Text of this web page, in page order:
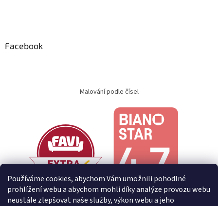
Používáme cookies, abychom Vám umožnili pohodlné
prohlížení webu a abychom mohli díky analýze provozu webu
neustále zlepšovat naše služby, výkon webu a jeho
Facebook
Malování podle čísel